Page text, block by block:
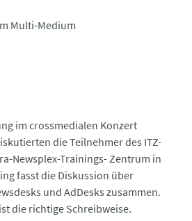
Multi-Medium
im crossmedialen Konzert
die Teilnehmer des ITZ-
Newsplex-Trainings- Zentrum in
fasst die Diskussion über
und AdDesks zusammen.
die richtige Schreibweise.